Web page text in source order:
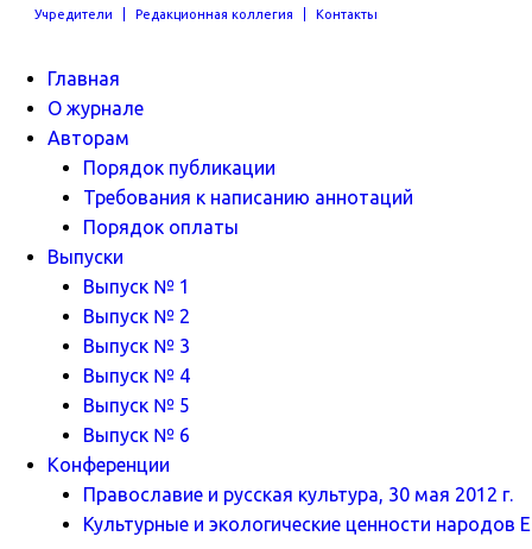
Учредители Редакционная коллегия Контакты
Главная
О журнале
Авторам
Порядок публикации
Требования к написанию аннотаций
Порядок оплаты
Выпуски
Выпуск № 1
Выпуск № 2
Выпуск № 3
Выпуск № 4
Выпуск № 5
Выпуск № 6
Конференции
Православие и русская культура, 30 мая 2012 г.
Культурные и экологические ценности народов